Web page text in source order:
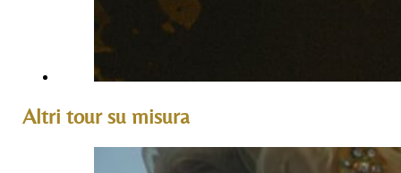
Altri tour su misura